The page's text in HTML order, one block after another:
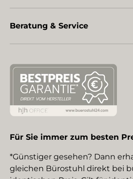
Beratung & Service
Für Sie immer zum besten
*Günstiger gesehen? Dann
gleichen Bürostuhl direkt bei